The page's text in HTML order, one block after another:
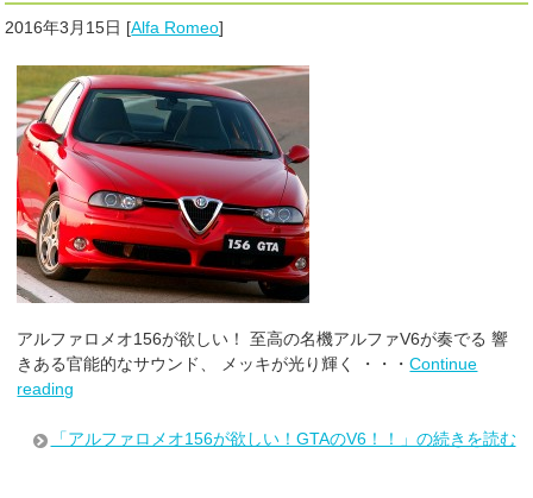
2016年3月15日 [Alfa Romeo]
アルファロメオ156が欲しい！ 至高の名機アルファV6が奏でる 響
きある官能的なサウンド、 メッキが光り輝く ・・・Continue
reading
「アルファロメオ156が欲しい！GTAのV6！！」の続きを読む